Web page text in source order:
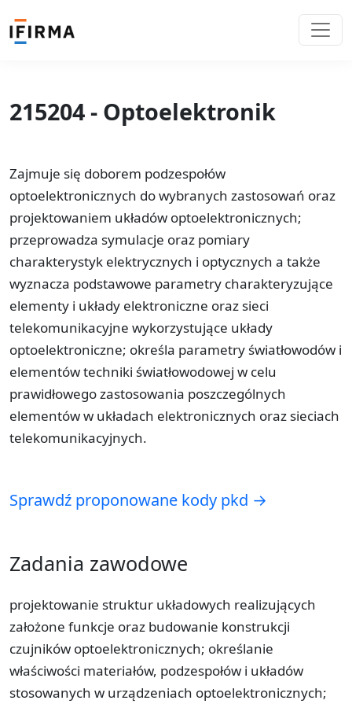
215204 - Optoelektronik
Zajmuje się doborem podzespołów
optoelektronicznych do wybranych zastosowań oraz
projektowaniem układów optoelektronicznych;
przeprowadza symulacje oraz pomiary
charakterystyk elektrycznych i optycznych a także
wyznacza podstawowe parametry charakteryzujące
elementy i układy elektroniczne oraz sieci
telekomunikacyjne wykorzystujące układy
optoelektroniczne; określa parametry światłowodów i
elementów techniki światłowodowej w celu
prawidłowego zastosowania poszczególnych
elementów w układach elektronicznych oraz sieciach
telekomunikacyjnych.
Sprawdź proponowane kody pkd →
Zadania zawodowe
projektowanie struktur układowych realizujących
założone funkcje oraz budowanie konstrukcji
czujników optoelektronicznych; określanie
właściwości materiałów, podzespołów i układów
stosowanych w urządzeniach optoelektronicznych;